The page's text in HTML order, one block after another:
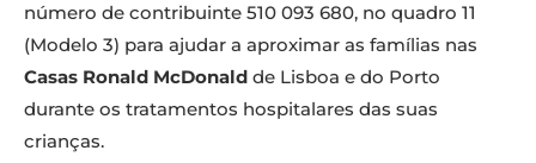
número de contribuinte 510 093 680, no quadro 11
(Modelo 3) para ajudar a aproximar as famílias nas
Casas Ronald McDonald de Lisboa e do Porto
durante os tratamentos hospitalares das suas
crianças.